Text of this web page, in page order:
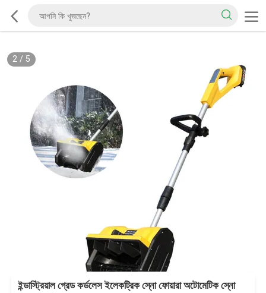
3/ 5
ইন্ডাস্ট্রিয়াল গ্রেড কর্ডলেস ইলেকট্রিক স্নো ফোয়ারা অটোমেটিক স্নো